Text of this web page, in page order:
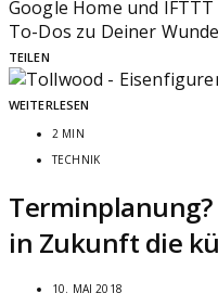
Google Home und
To-Dos zu Deiner
TEILEN
WEITERLESEN
2 MIN
TECHNIK
in Zukunft die
10. MAI 2018